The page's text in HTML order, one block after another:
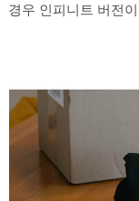
경우 인피니트 버전